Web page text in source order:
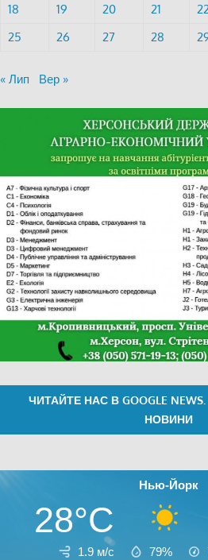
18
19 20 21
25
26 27 28
« Лип Вер »
ЧИТАЙТЕ НАС В GOOGLE
НОВИНИ
Нью-Йорк
28°C
1.9 м/с 79%